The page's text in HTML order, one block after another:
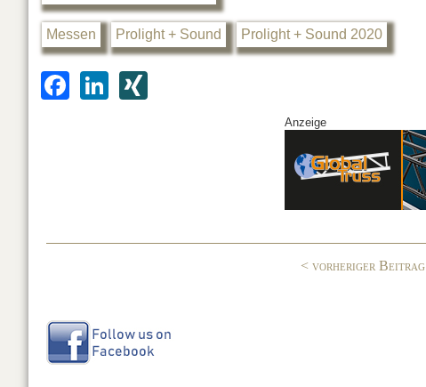
Messen Prolight + Sound Prolight + Sound 2020
F
o
Li
Anzeige
< vorheriger Beitrag